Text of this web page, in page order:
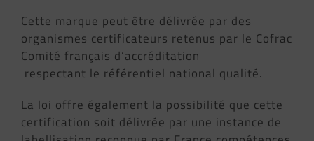
Cette marque peut être délivrée par des
organismes certificateurs retenus par le Cofrac
Comité français d’accréditation
respectant le référentiel national qualité.
La loi offre également la possibilité que cette
certification soit délivrée par une instance de